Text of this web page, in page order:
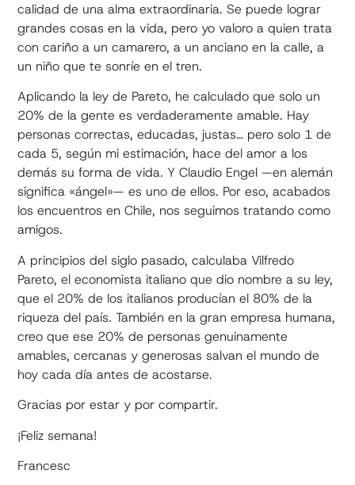
calidad de una alma extraordinaria. Se puede lograr
grandes cosas en la vida, pero yo valoro a quien trata
con cariño a un camarero, a un anciano en la calle, a
un niño que te sonríe en el tren.
Aplicando la ley de Pareto, he calculado que solo un
20% de la gente es verdaderamente amable. Hay
personas correctas, educadas, justas… pero solo 1 de
cada 5, según mi estimación, hace del amor a los
demás su forma de vida. Y Claudio Engel —en alemán
significa «ángel»— es uno de ellos. Por eso, acabados
los encuentros en Chile, nos seguimos tratando como
amigos.
A principios del siglo pasado, calculaba Vilfredo
Pareto, el economista italiano que dio nombre a su ley,
que el 20% de los italianos producían el 80% de la
riqueza del país. También en la gran empresa humana,
creo que ese 20% de personas genuinamente
amables, cercanas y generosas salvan el mundo de
hoy cada día antes de acostarse.
Gracias por estar y por compartir.
¡Feliz semana!
Francesc